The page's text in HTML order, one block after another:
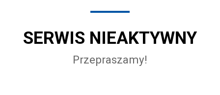
SERWIS NIEAKTYWNY
Przepraszamy!